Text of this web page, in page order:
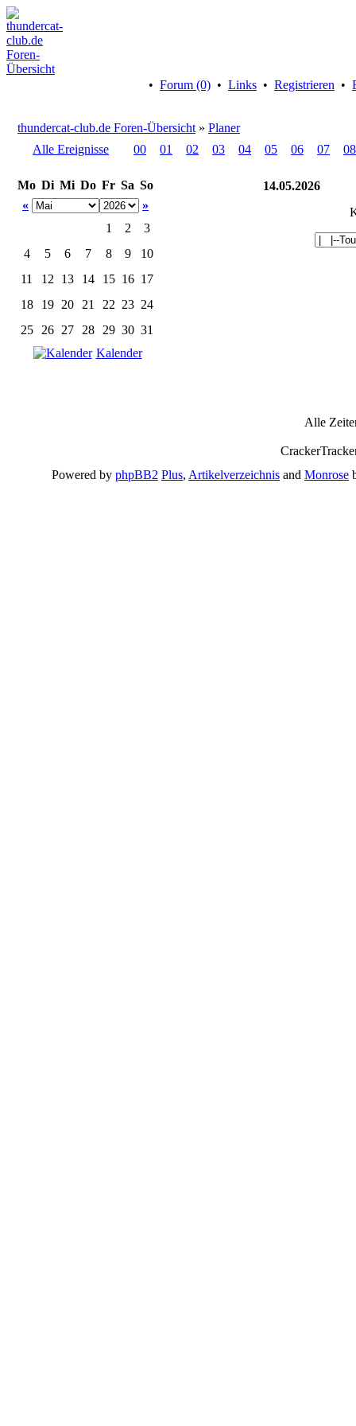
• Forum (0) • Links • Registrieren •
thundercat-club.de Foren-Übersicht » Planer
Alle Ereignisse
00 01 02 03 04 05 06 07 08
Mo Di Mi Do Fr Sa So
«
»
1
2
3
4
5 6 7 8 9
10
11
12 13 14 15 16 17
18
19 20 21 22 23 24
25
26 27 28 29 30 31
Kalender
14.05.2026
Alle
Powered by phpBB2 Plus, Artikelverzeichnis and Monrose